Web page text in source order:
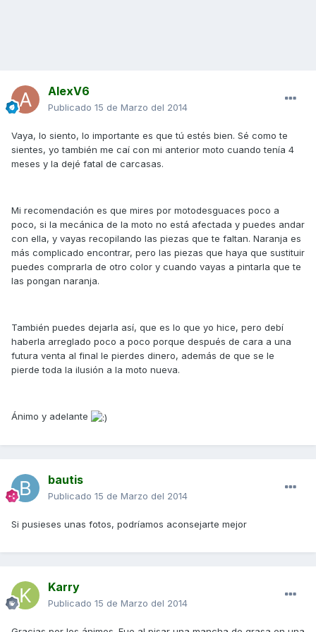
AlexV6
Publicado 15 de Marzo del 2014
Vaya, lo siento, lo importante es que tú estés bien. Sé como te
sientes, yo también me caí con mi anterior moto cuando tenía 4
meses y la dejé fatal de carcasas.
Mi recomendación es que mires por motodesguaces poco a
poco, si la mecánica de la moto no está afectada y puedes andar
con ella, y vayas recopilando las piezas que te faltan. Naranja es
más complicado encontrar, pero las piezas que haya que sustituir
puedes comprarla de otro color y cuando vayas a pintarla que te
las pongan naranja.
También puedes dejarla así, que es lo que yo hice, pero debí
haberla arreglado poco a poco porque después de cara a una
futura venta al final le pierdes dinero, además de que se le
pierde toda la ilusión a la moto nueva.
Ánimo y adelante
bautis
Publicado 15 de Marzo del 2014
Si pusieses unas fotos, podríamos aconsejarte mejor
Karry
Publicado 15 de Marzo del 2014